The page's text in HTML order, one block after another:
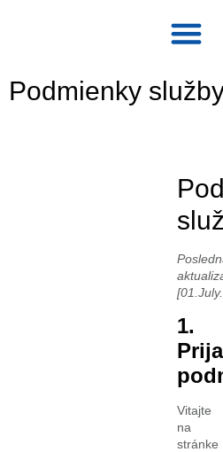
Podmienky
1.
Vitajte
na
stránke